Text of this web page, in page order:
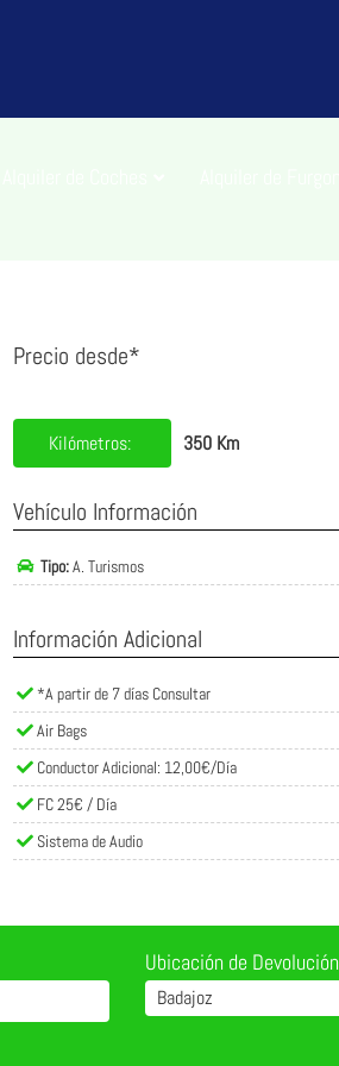
Precio desde*
Kilómetros: 350 Km
Vehículo Información
Tipo:A. Turismos
Información Adicional
*A partir de 7 días Consultar
Air Bags
Conductor Adicional: 12,00€/Día
FC 25€ / Día
Sistema de Audio
Ubicación de Devolución
Badajoz